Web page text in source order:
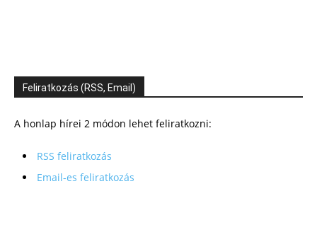
Feliratkozás (RSS, Email)
A honlap hírei 2 módon lehet feliratkozni:
RSS feliratkozás
Email-es feliratkozás